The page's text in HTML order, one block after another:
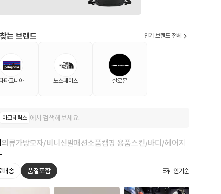
는 브랜드 인기 브랜드 전체
타고니아 노스페이스 살로몬
아크테릭스 에서 검색해보세요.
의류가방모자/비니 신발패션소품캠핑 용품스킨/바디/헤어 지갑/파우치
배송 품절포함